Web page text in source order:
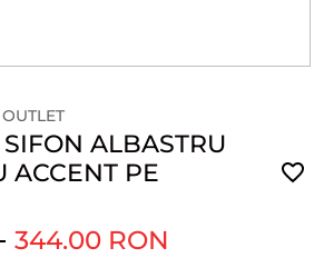
ALBASTRU
ACCENT PE
344.00 RON